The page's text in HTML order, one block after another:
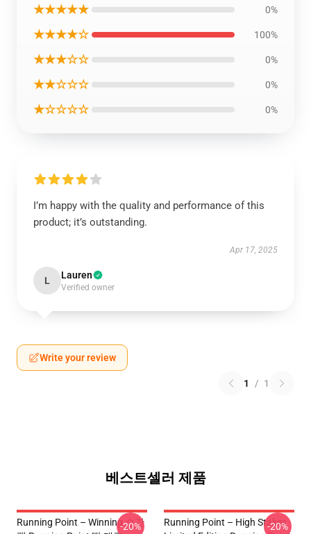
★★★★★ 0%
★★★★☆ 100%
★★★☆☆ 0%
★★☆☆☆ 0%
★☆☆☆☆ 0%
I’m happy with the quality and performance of this
product; it’s outstanding.
Apr 17, 2025
L Lauren
Verified owner
Write your review
1 / 1
베스트셀러 제품
Running Point – Winning 순간
-20%
Running Point – High Stakes
-20%